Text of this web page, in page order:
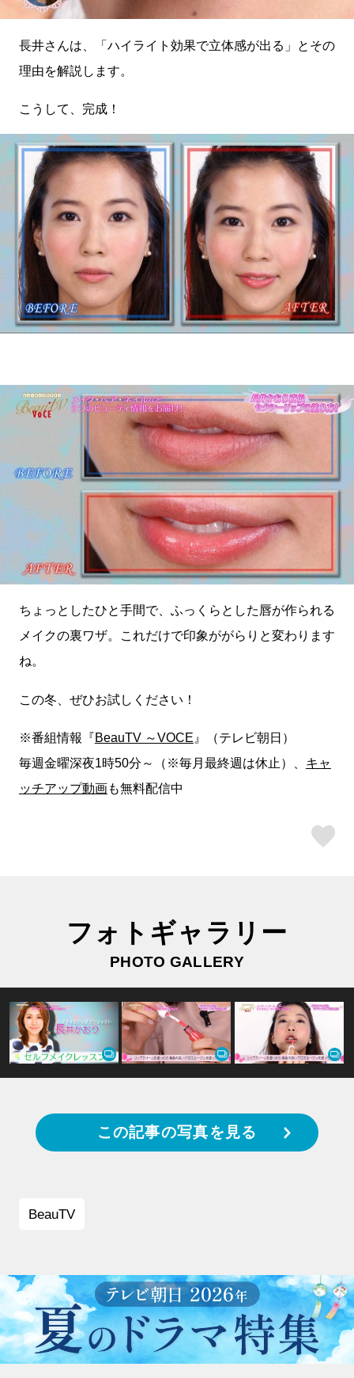
長井さんは、「ハイライト効果で立体感が出る」とその
理由を解説します。
こうして、完成！
ちょっとしたひと手間で、ふっくらとした唇が作られる
メイクの裏ワザ。これだけで印象ががらりと変わります
ね。
この冬、ぜひお試しください！
※番組情報『BeauTV ～VOCE 』（テレビ朝日）
毎週金曜深夜1時50分～（※毎月最終週は休止）、 キャ
ッチアップ動画も無料配信中
フォトギャラリー
PHOTO GALLERY
この記事の写真を見る
BeauTV